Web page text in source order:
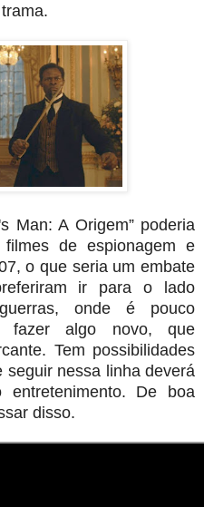
Man: A Origem” poderia
de espionagem e
o que seria um embate
ir para o lado
onde é pouco
fazer algo novo, que
Tem possibilidades
seguir nessa linha deverá
De boa
disso.